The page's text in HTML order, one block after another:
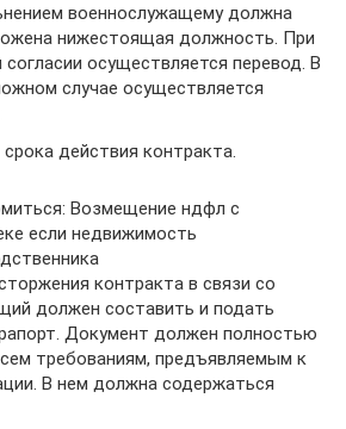
военнослужащему должна
нижестоящая должность. При
осуществляется перевод. В
случае осуществляется
действия контракта.
Возмещение ндфл с
если недвижимость
контракта в связи со
должен составить и подать
Документ должен полностью
требованиям, предъявляемым к
В нем должна содержаться